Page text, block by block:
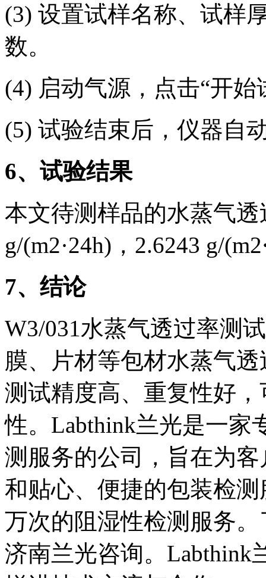
(3) 设置试样名称、试样
数。
(4) 启动气源，点击“开始
(5) 试验结束后，仪器自
6、试验结果
本文待测样品的水蒸气
g/(m2·24h)，2.6243 g/(m2
7、结论
W3/031水蒸气透过率测
膜、片材等包材水蒸气
测试精度高、重复性好
性。Labthink兰光是一家
测服务的公司，旨在为
和贴心、便捷的包装检
万次的阻湿性检测服务
济南兰光咨询。Labthink